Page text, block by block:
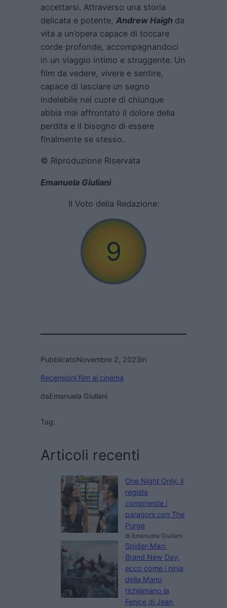
accettarsi. Attraverso una storia
delicata e potente, Andrew Haigh da
vita a un’opera capace di toccare
corde profonde, accompagnandoci
in un viaggio intimo e struggente. Un
film da vedere, vivere e sentire,
capace di lasciare un segno
indelebile nel cuore di chiunque
abbia mai affrontato il dolore della
perdita e il bisogno di essere
finalmente se stesso.
© Riproduzione Riservata
Emanuela Giuliani
Il Voto della Redazione:
9
PubblicatoNovembre 2, 2023in
Recensioni film al cinema
daEmanuela Giuliani
Tag:
Articoli recenti
One Night Only: il
regista
comprende i
paragoni con The
Purge
di Emanuela Giuliani
Spider-Man:
Brand New Day,
ecco come i ninja
della Mano
richiamano la
Fenice di Jean